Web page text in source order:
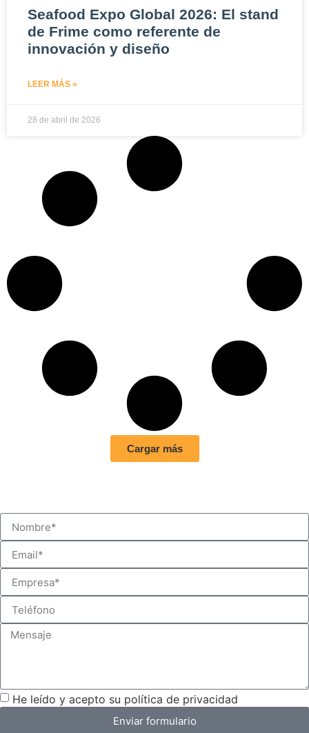
Seafood Expo Global 2026: El stand
de Frime como referente de
innovación y diseño
LEER MÁS »
28 de abril de 2026
Cargar más
He leído y acepto su política de privacidad
Enviar formulario